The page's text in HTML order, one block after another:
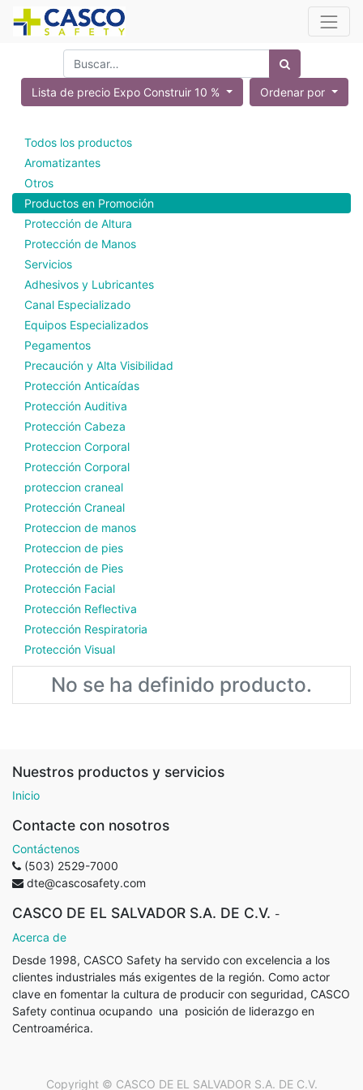
Lista de precio Expo Construir 10 % Ordenar por
Todos los productos
Aromatizantes
Otros
Productos en Promoción
Protección de Altura
Protección de Manos
Servicios
Adhesivos y Lubricantes
Canal Especializado
Equipos Especializados
Pegamentos
Precaución y Alta Visibilidad
Protección Anticaídas
Protección Auditiva
Protección Cabeza
Proteccion Corporal
Protección Corporal
proteccion craneal
Protección Craneal
Proteccion de manos
Proteccion de pies
Protección de Pies
Protección Facial
Protección Reflectiva
Protección Respiratoria
Protección Visual
No se ha definido producto.
Nuestros productos y servicios
Inicio
Contacte con nosotros
Contáctenos
(503) 2529-7000
dte@cascosafety.com
CASCO DE EL SALVADOR S.A. DE C.V. -
Acerca de
Desde 1998, CASCO Safety ha servido con excelencia a los
clientes industriales más exigentes de la región. Como actor
clave en fomentar la cultura de producir con seguridad, CASCO
Safety continua ocupando una posición de liderazgo en
Centroamérica.
Copyright © CASCO DE EL SALVADOR S.A. DE C.V.